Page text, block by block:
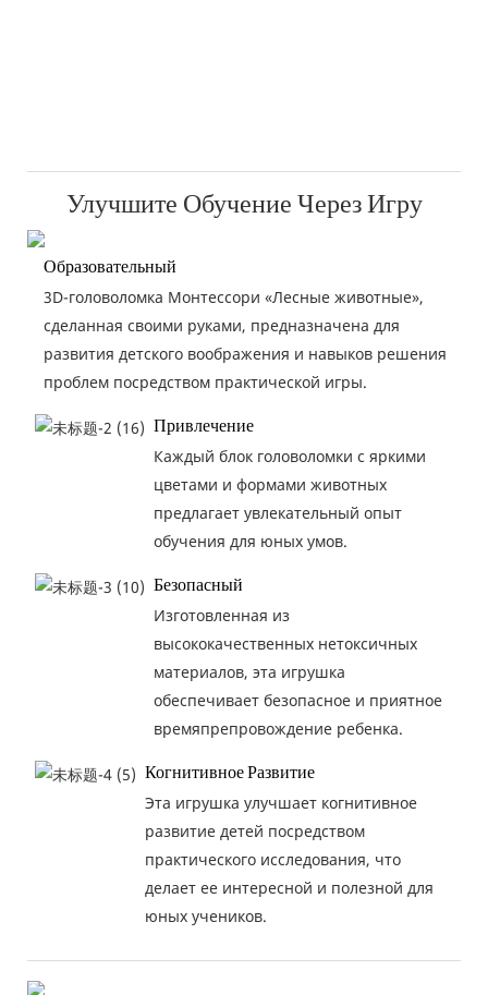
Улучшите Обучение Через Игру
Образовательный
3D-головоломка Монтессори «Лесные животные»,
сделанная своими руками, предназначена для
развития детского воображения и навыков решения
проблем посредством практической игры.
Привлечение
Каждый блок головоломки с яркими
цветами и формами животных
предлагает увлекательный опыт
обучения для юных умов.
Безопасный
Изготовленная из
высококачественных нетоксичных
материалов, эта игрушка
обеспечивает безопасное и приятное
времяпрепровождение ребенка.
Когнитивное Развитие
Эта игрушка улучшает когнитивное
развитие детей посредством
практического исследования, что
делает ее интересной и полезной для
юных учеников.